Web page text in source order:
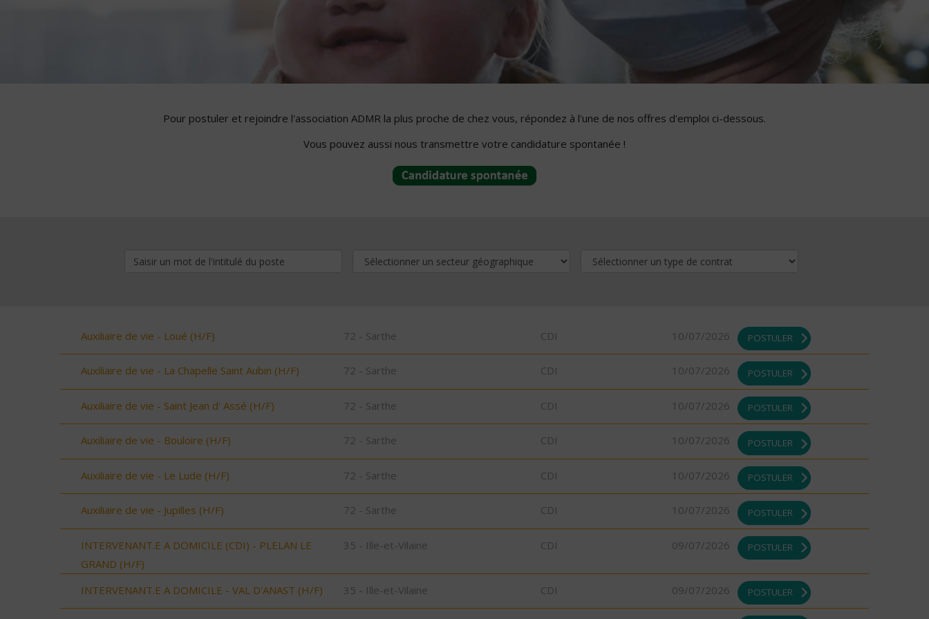
Pour postuler et rejoindre l'association ADMR la plus proche de chez vous, répondez à l'une de nos offres d'emploi ci-dessous.
Vous pouvez aussi nous transmettre votre candidature spontanée !
Auxiliaire de vie - Loué (H/F) 72 - Sarthe CDI 10/07/2026 POSTULER
Auxiliaire de vie - La Chapelle Saint Aubin (H/F) 72 - Sarthe CDI 10/07/2026 POSTULER
Auxiliaire de vie - Saint Jean d' Assé (H/F) 72 - Sarthe CDI 10/07/2026 POSTULER
Auxiliaire de vie - Bouloire (H/F) 72 - Sarthe CDI 10/07/2026 POSTULER
Auxiliaire de vie - Le Lude (H/F) 72 - Sarthe CDI 10/07/2026 POSTULER
Auxiliaire de vie - Jupilles (H/F) 72 - Sarthe CDI 10/07/2026 POSTULER
INTERVENANT.E A DOMICILE (CDI) - PLELAN LE
GRAND (H/F)
35 - Ille-et-Vilaine CDI 09/07/2026 POSTULER
INTERVENANT.E A DOMICILE - VAL D'ANAST (H/F) 35 - Ille-et-Vilaine CDI 09/07/2026 POSTULER